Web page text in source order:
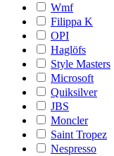
Wmf
Filippa K
OPI
Haglöfs
Style Masters
Microsoft
Quiksilver
JBS
Moncler
Saint Tropez
Nespresso